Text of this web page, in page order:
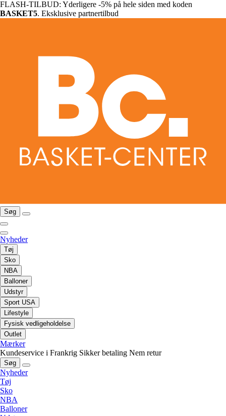
FLASH-TILBUD: Yderligere -5% på hele siden med koden
BASKET5. Eksklusive partnertilbud
Søg
Nyheder
Tøj
Sko
NBA
Balloner
Udstyr
Sport USA
Lifestyle
Fysisk vedligeholdelse
Outlet
Mærker
Kundeservice i Frankrig Sikker betaling Nem retur
Søg
Nyheder
Tøj
Sko
NBA
Balloner